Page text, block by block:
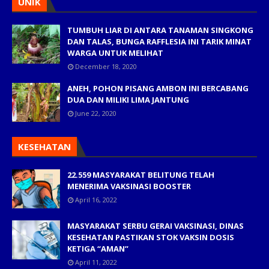
TUMBUH LIAR DI ANTARA TANAMAN SINGKONG
DAN TALAS, BUNGA RAFFLESIA INI TARIK MINAT
WARGA UNTUK MELIHAT
December 18, 2020
ANEH, POHON PISANG AMBON INI BERCABANG
DUA DAN MILIKI LIMA JANTUNG
June 22, 2020
KESEHATAN
22.559 MASYARAKAT BELITUNG TELAH
MENERIMA VAKSINASI BOOSTER
April 16, 2022
MASYARAKAT SERBU GERAI VAKSINASI, DINAS
KESEHATAN PASTIKAN STOK VAKSIN DOSIS
KETIGA “AMAN”
April 11, 2022